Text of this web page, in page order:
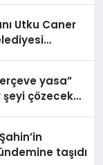
Utku Caner
verildi
yasa”
şeyi çözecek
taşıdı